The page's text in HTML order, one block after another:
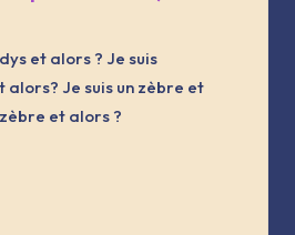
et alors ? Je suis
alors? Je suis un zèbre et
et alors ?